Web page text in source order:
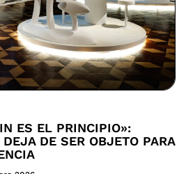
ES EL PRINCIPIO»:
DE SER OBJETO PARA